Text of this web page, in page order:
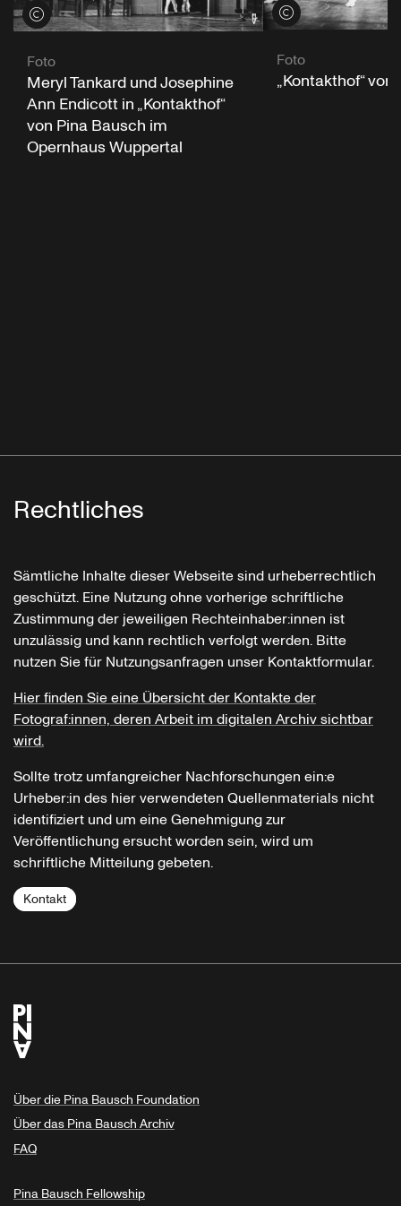
Credits öffnen
Foto
Meryl Tankard und Josephine
Ann Endicott in „Kontakthof“
von Pina Bausch im
Opernhaus Wuppertal
Credits öffnen
Foto
„Kontakthof“
Rechtliches
Sämtliche Inhalte dieser Webseite sind urheberrechtlich
geschützt. Eine Nutzung ohne vorherige schriftliche
Zustimmung der jeweiligen Rechteinhaber:innen ist
unzulässig und kann rechtlich verfolgt werden. Bitte
nutzen Sie für Nutzungsanfragen unser Kontaktformular.
Hier finden Sie eine Übersicht der Kontakte der
Fotograf:innen, deren Arbeit im digitalen Archiv sichtbar
wird.
Sollte trotz umfangreicher Nachforschungen ein:e
Urheber:in des hier verwendeten Quellenmaterials nicht
identifiziert und um eine Genehmigung zur
Veröffentlichung ersucht worden sein, wird um
schriftliche Mitteilung gebeten.
Kontakt
Über die Pina Bausch Foundation
Über das Pina Bausch Archiv
FAQ
Pina Bausch Fellowship